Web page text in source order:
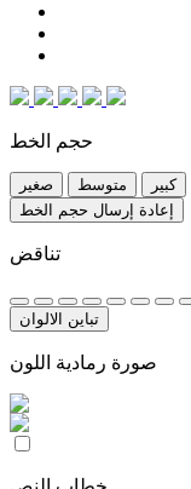
حجم الخط
صغير متوسط
كبير
إعادة إرسال حجم الخط
تناقض
تباين الالوان
صورة رمادية اللون